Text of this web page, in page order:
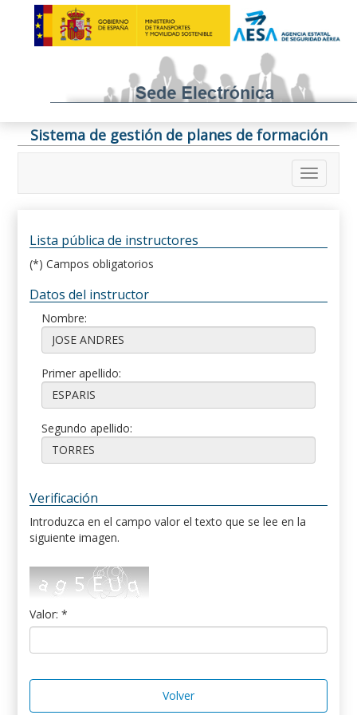
Sistema de gestión de planes de formación
Lista pública de instructores
(*) Campos obligatorios
Datos del instructor
Nombre:
Primer apellido:
Segundo apellido:
Verificación
Introduzca en el campo valor el texto que se lee en la
siguiente imagen.
Valor: *
Volver